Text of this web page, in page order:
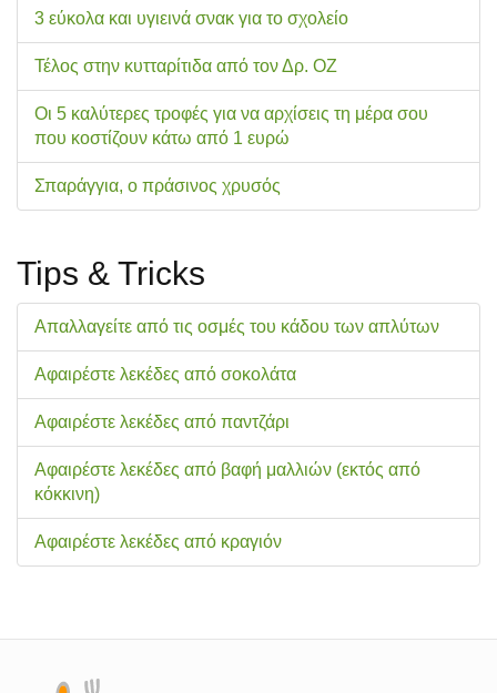
3 εύκολα και υγιεινά σνακ για το σχολείo
Τέλος στην κυτταρίτιδα από τον Δρ. ΟΖ
Οι 5 καλύτερες τροφές για να αρχίσεις τη μέρα σου
που κοστίζουν κάτω από 1 ευρώ
Σπαράγγια, ο πράσινος χρυσός
Tips & Tricks
Απαλλαγείτε από τις οσμές του κάδου των απλύτων
Αφαιρέστε λεκέδες από σοκολάτα
Αφαιρέστε λεκέδες από παντζάρι
Αφαιρέστε λεκέδες από βαφή μαλλιών (εκτός από
κόκκινη)
Αφαιρέστε λεκέδες από κραγιόν